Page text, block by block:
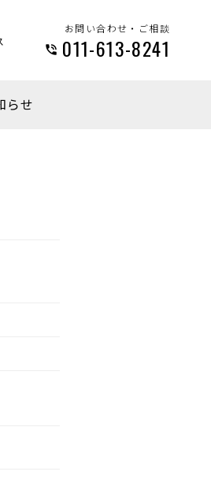
お問い合わせ・ご相談
011-613-8241
らせ